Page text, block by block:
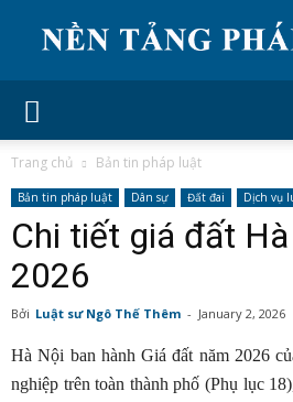
Trang chủ Bản tin pháp luật
Bản tin pháp luật Dân sự Đất đai Dịch vụ
Chi tiết giá đất
2026
Bởi Luật sư Ngô Thế Thêm - January 2, 2026
Hà Nội ban hành Giá đất năm 2026
nghiệp trên toàn thành phố (Phụ lục